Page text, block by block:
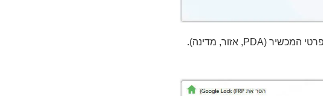
הזינו את יצרן ודגם הטלפון, עברו למצב Recovery, ולאחר מכן בחרו את פרטי המכשיר (PDA, אזור, מדינה).